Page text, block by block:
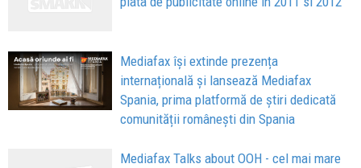
Mediafax își extinde prezența
internațională și lansează Mediafax
Spania, prima platformă de știri dedicată
comunității românești din Spania
Mediafax Talks about OOH - cel mai mare